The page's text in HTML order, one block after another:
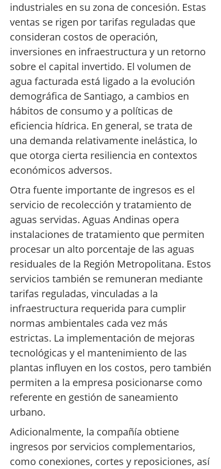
industriales en su zona de concesión. Estas
ventas se rigen por tarifas reguladas que
consideran costos de operación,
inversiones en infraestructura y un retorno
sobre el capital invertido. El volumen de
agua facturada está ligado a la evolución
demográfica de Santiago, a cambios en
hábitos de consumo y a políticas de
eficiencia hídrica. En general, se trata de
una demanda relativamente inelástica, lo
que otorga cierta resiliencia en contextos
económicos adversos.
Otra fuente importante de ingresos es el
servicio de recolección y tratamiento de
aguas servidas. Aguas Andinas opera
instalaciones de tratamiento que permiten
procesar un alto porcentaje de las aguas
residuales de la Región Metropolitana. Estos
servicios también se remuneran mediante
tarifas reguladas, vinculadas a la
infraestructura requerida para cumplir
normas ambientales cada vez más
estrictas. La implementación de mejoras
tecnológicas y el mantenimiento de las
plantas influyen en los costos, pero también
permiten a la empresa posicionarse como
referente en gestión de saneamiento
urbano.
Adicionalmente, la compañía obtiene
ingresos por servicios complementarios,
como conexiones, cortes y reposiciones, así